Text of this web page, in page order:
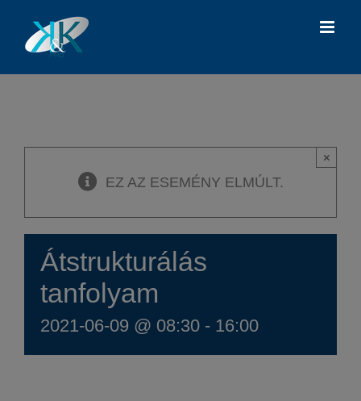
EZ AZ ESEMÉNY ELMÚLT.
×
Átstrukturálás
tanfolyam
2021-06-09 @ 08:30 - 16:00